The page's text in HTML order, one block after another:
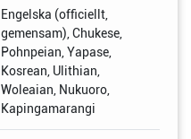
Engelska (officiellt,
gemensam), Chukese,
Pohnpeian, Yapase,
Kosrean, Ulithian,
Woleaian, Nukuoro,
Kapingamarangi